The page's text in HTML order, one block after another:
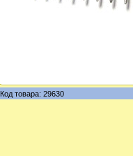
Код товара: 29630